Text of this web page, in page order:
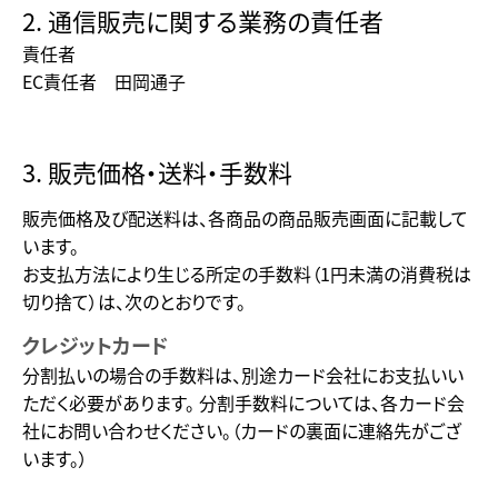
2. 通信販売に関する業務の責任者
責任者
EC責任者 田岡通子
3. 販売価格・送料・手数料
販売価格及び配送料は、各商品の商品販売画面に記載して
います。
お支払方法により生じる所定の手数料（1円未満の消費税は
切り捨て）は、次のとおりです。
クレジットカード
分割払いの場合の手数料は、別途カード会社にお支払いい
ただく必要があります。 分割手数料については、各カード会
社にお問い合わせください。（カードの裏面に連絡先がござ
います。）